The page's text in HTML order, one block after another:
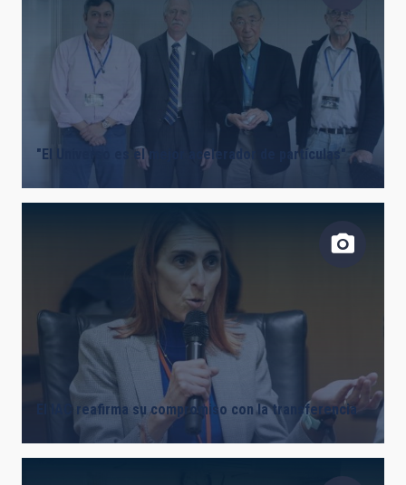
"El Universo es el mejor acelerador de partículas"
El IAC reafirma su compromiso con la transferencia